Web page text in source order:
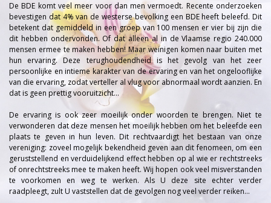
De BDE komt veel meer voor dan men vermoedt. Recente onderzoeken
bevestigen dat 4% van de westerse bevolking een BDE heeft beleefd. Dit
betekent dat gemiddeld in een groep van 100 mensen er vier bij zijn die
dit hebben ondervonden. Of dat alleen al in de Vlaamse regio 240.000
mensen ermee te maken hebben! Maar weinigen komen naar buiten met
hun ervaring. Deze terughoudendheid is het gevolg van het zeer
persoonlijke en intieme karakter van de ervaring en van het ongelooflijke
van die ervaring, zodat verteller al vlug voor abnormaal wordt aanzien. En
dat is geen prettig vooruitzicht...
De ervaring is ook zeer moeilijk onder woorden te brengen. Niet te
verwonderen dat deze mensen het moeilijk hebben om het beleefde een
plaats te geven in hun leven. Dit rechtvaardigt het bestaan van onze
vereniging: zoveel mogelijk bekendheid geven aan dit fenomeen, om een
geruststellend en verduidelijkend effect hebben op al wie er rechtstreeks
of onrechtstreeks mee te maken heeft. Wij hopen ook veel misverstanden
te voorkomen en weg te werken. Als U deze site echter verder
raadpleegt, zult U vaststellen dat de gevolgen nog veel verder reiken...